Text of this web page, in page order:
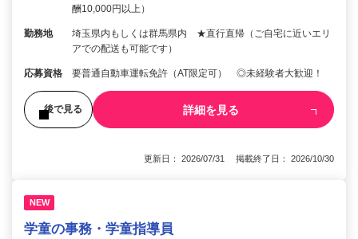
酬10,000円以上）
勤務地
埼玉県内もしくは群馬県内 ★直行直帰（ご自宅に近いエリ
アでの配送も可能です）
応募資格 要普通自動車運転免許（AT限定可） ◎未経験者大歓迎！
後で見る 詳細を見る
更新日： 2026/07/31 掲載終了日： 2026/10/30
NEW
学童の事務・学童指導員